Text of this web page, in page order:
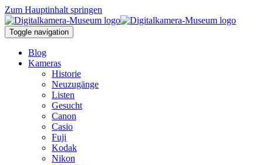
Zum Hauptinhalt springen
Toggle navigation
Blog
Kameras
Historie
Neuzugänge
Listen
Gesucht
Canon
Casio
Fuji
Kodak
Nikon